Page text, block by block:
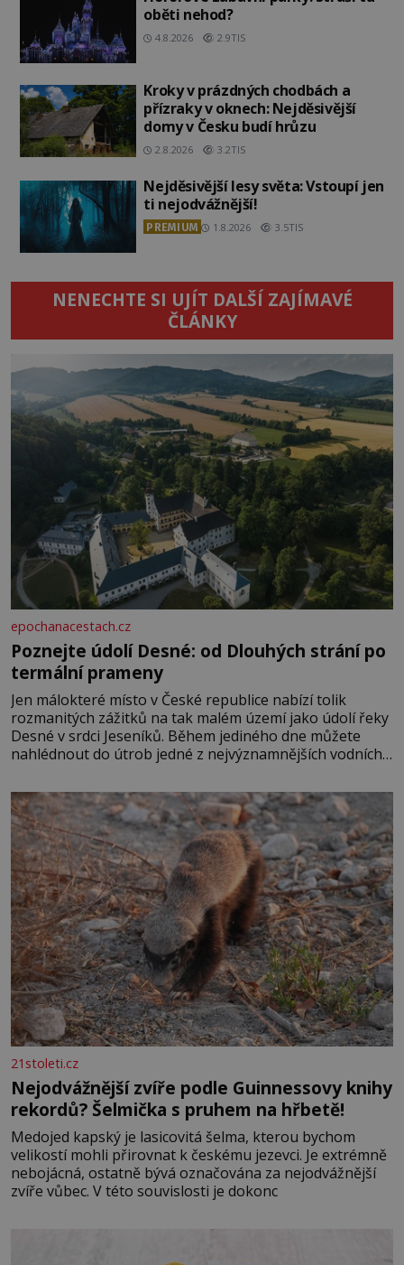
oběti nehod?
4.8.2026 2.9TIS
Kroky v prázdných chodbách a
přízraky v oknech: Nejděsivější
domy v Česku budí hrůzu
2.8.2026 3.2TIS
Nejděsivější lesy světa: Vstoupí jen
ti nejodvážnější!
PREMIUM 1.8.2026 3.5TIS
NENECHTE SI UJÍT DALŠÍ ZAJÍMAVÉ
ČLÁNKY
epochanacestach.cz
Poznejte údolí Desné: od Dlouhých strání po
termální prameny
Jen málokteré místo v České republice nabízí tolik
rozmanitých zážitků na tak malém území jako údolí řeky
Desné v srdci Jeseníků. Během jediného dne můžete
nahlédnout do útrob jedné z nejvýznamnějších vodních
se na koloběžce a den zakončit poznáváním památek ve
Velkých Losinách nebo v termálním
21stoleti.cz
Nejodvážnější zvíře podle Guinnessovy knihy
rekordů? Šelmička s pruhem na hřbetě!
Medojed kapský je lasicovitá šelma, kterou bychom
velikostí mohli přirovnat k českému jezevci. Je extrémně
nebojácná, ostatně bývá označována za nejodvážnější
zvíře vůbec. V této souvislosti je dokonc